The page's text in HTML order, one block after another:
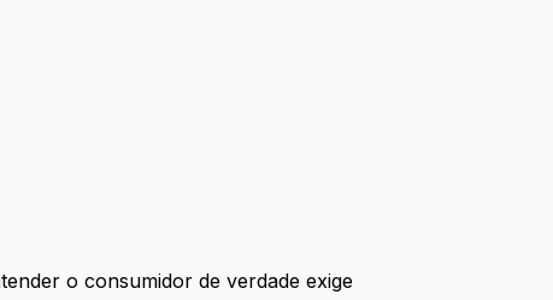
o consumidor de verdade exige